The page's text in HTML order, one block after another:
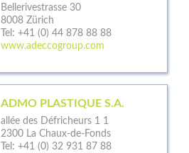
Bellerivestrasse 30
8008 Zürich
Tel: +41 (0) 44 878 88 88
www.adeccogroup.com
ADMO PLASTIQUE S.A.
allée des Défricheurs 1 1
2300 La Chaux-de-Fonds
Tel: +41 (0) 32 931 87 88